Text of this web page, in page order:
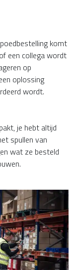
komt
een collega wordt
op
oplossing
wordt.
je hebt altijd
spullen van
wat ze besteld